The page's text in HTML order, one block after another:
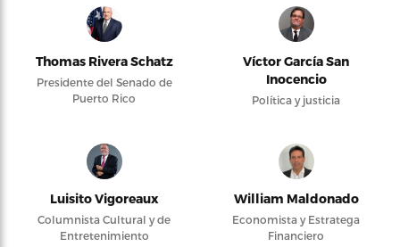
Thomas Rivera Schatz
Presidente del Senado de
Puerto Rico
Víctor García San
Inocencio
Política y justicia
Luisito Vigoreaux
Columnista Cultural y de
Entretenimiento
William Maldonado
Economista y Estratega
Financiero